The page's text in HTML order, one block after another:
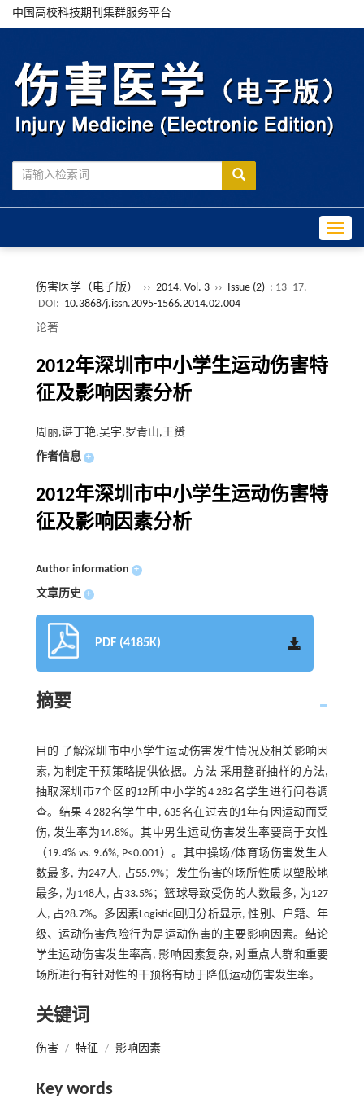
中国高校科技期刊集群服务平台
伤害医学（电子版） ›› 2014, Vol. 3 ›› Issue (2) : 13 -17.
DOI: 10.3868/j.issn.2095-1566.2014.02.004
论著
2012年深圳市中小学生运动伤害特
征及影响因素分析
周丽,谌丁艳,吴宇,罗青山,王赟
作者信息 +
2012年深圳市中小学生运动伤害特
征及影响因素分析
Author information +
文章历史 +
PDF (4185K)
摘要
目的 了解深圳市中小学生运动伤害发生情况及相关影响因
素, 为制定干预策略提供依据。方法 采用整群抽样的方法,
抽取深圳市7个区的12所中小学的4 282名学生进行问卷调
查。结果 4 282名学生中, 635名在过去的1年有因运动而受
伤, 发生率为14.8%。其中男生运动伤害发生率要高于女性
（19.4% vs. 9.6%, P<0.001）。其中操场/体育场伤害发生人
数最多, 为247人, 占55.9%；发生伤害的场所性质以塑胶地
最多, 为148人, 占33.5%；篮球导致受伤的人数最多, 为127
人, 占28.7%。多因素Logistic回归分析显示, 性别、户籍、年
级、运动伤害危险行为是运动伤害的主要影响因素。结论
学生运动伤害发生率高, 影响因素复杂, 对重点人群和重要
场所进行有针对性的干预将有助于降低运动伤害发生率。
关键词
伤害 / 特征 / 影响因素
Key words